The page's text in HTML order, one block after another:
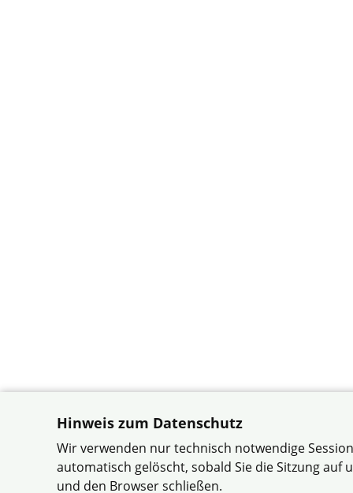
Hinweis zum Datenschutz
Wir verwenden nur technisch notwendige
automatisch gelöscht, sobald Sie die Sitzung auf
und den Browser schließen.